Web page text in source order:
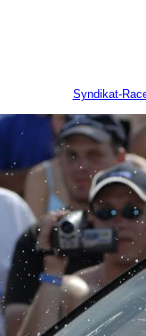
Syndikat-